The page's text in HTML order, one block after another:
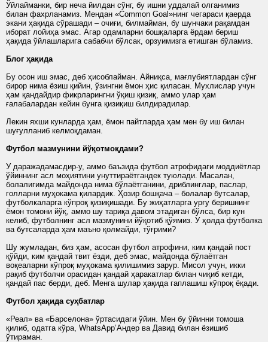
Ўйлайманки, бир неча йилдан сўнг, бу ишни уддалай олганимиз
билан фахрланамиз. Мендан «Common Goal»нинг чегараси қаерда
экани ҳақида сўрашади – очиғи, билмайман, бу шунчаки рақамдан
иборат лойиҳа эмас. Агар одамларни бошқаларга ёрдам бериш
ҳақида ўйлашларига сабабчи бўлсак, орзуимизга етишган бўламиз.
Блог ҳақида
Бу осон иш эмас, деб ҳисоблайман. Айниқса, мағлубиятлардан сўнг
бирор нима ёзиш қийин, ўзингни ёмон ҳис қиласан. Мухлислар учун
ҳам қандайдир фикрларингни ўқиш қизиқ, аммо улар ҳам
ғалабалардан кейин бунга қизиқиш билдирадилар.
Лекин яхши кунларда ҳам, ёмон пайтларда ҳам мен бу иш билан
шуғулланиб келмоқдаман.
Футбол мазмунини йўқотмоқдами?
У даражадамасдир-у, аммо баъзида футбол атрофидаги моддиётлар
ўйиннинг асл моҳиятини унуттираётгандек туюлади. Масалан,
болалигимда майдонда нима бўлаётганини, дриблинглар, паслар,
голларни муҳокама қилардик. Ҳозир бошқача – болалар бутсалар,
футболкаларга кўпроқ қизиқишади. Бу жиҳатларга урғу беришнинг
ёмон томони йўқ, аммо шу тариқа давом этадиган бўлса, бир кун
келиб, футболнинг асл мазмунини йўқотиб қўямиз. У ҳолда футболка
ва бутсаларда ҳам маъно қолмайди, тўғрими?
Шу жумладан, биз ҳам, асосан футбол атрофини, ким қандай пост
қўйди, ким қандай твит ёзди, деб эмас, майдонда бўлаётган
воқеаларни кўпроқ муҳокама қилишимиз зарур. Мисол учун, икки
рақиб футболчи орасидан қандай ҳаракатлар билан чиқиб кетди,
қандай пас берди, деб. Менга шулар ҳақида гаплашиш кўпроқ ёқади.
Футбол ҳақида суҳбатлар
«Реал» ва «Барселона» ўртасидаги ўйин. Мен бу ўйинни томоша
қилиб, одатга кўра, WhatsApp’Андер ва Давид билан ёзишиб
ўтираман.